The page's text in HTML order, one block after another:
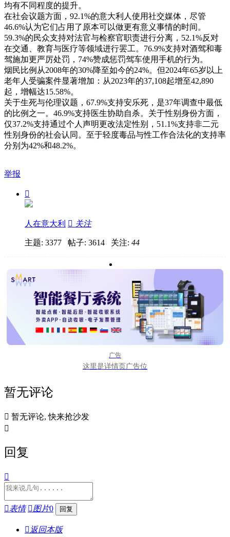
均有不同程度的提升。
在社会议题方面，92.1%的意大利人使用社交媒体，尽管
46.6%认为它们占用了原本可以做更有意义事情的时间。
59.3%的民众支持对法官与检察官职责进行分离，52.1%反对
在交通、教育与医疗等领域进行罢工。76.9%支持对酒驾和毒
驾施加更严厉处罚，74%赞成惩罚驾车使用手机的行为。
烟民比例从2008年的30%降至如今的24%。但2024年65岁以上
老年人受骗案件显著增加：从2023年的37,108起增至42,890
起，增幅达15.58%。
关于生死与伦理议题，67.9%支持安乐死，是37年调查中最低
的比例之一。46.9%支持医生协助自杀。关于性别身份方面，
仅37.2%支持通过个人声明更改法定性别，51.1%支持非二元
性别身份的社会认同。至于轻度毒品与性工作合法化的支持率
分别为42%和48.2%。
举报

人在意大利  关注
主题: 3377 帖子: 3614 关注: 44
广告
这里是详情页广告位
暂无评论
 暂无评论, 快来抢沙发

回复

表情 图片0
 返回本版